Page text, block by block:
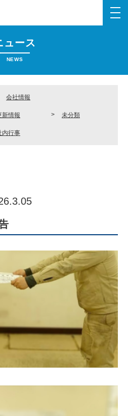
メ
く
ュース
NEWS
会社情報
新情報 未分類
内行事